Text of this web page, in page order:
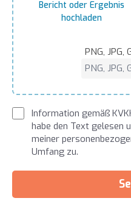
Bericht oder Ergebnis
hochladen
PNG, JPG,
PNG, JPG,
Information gemäß
habe den Text gelesen
meiner
Umfang zu.